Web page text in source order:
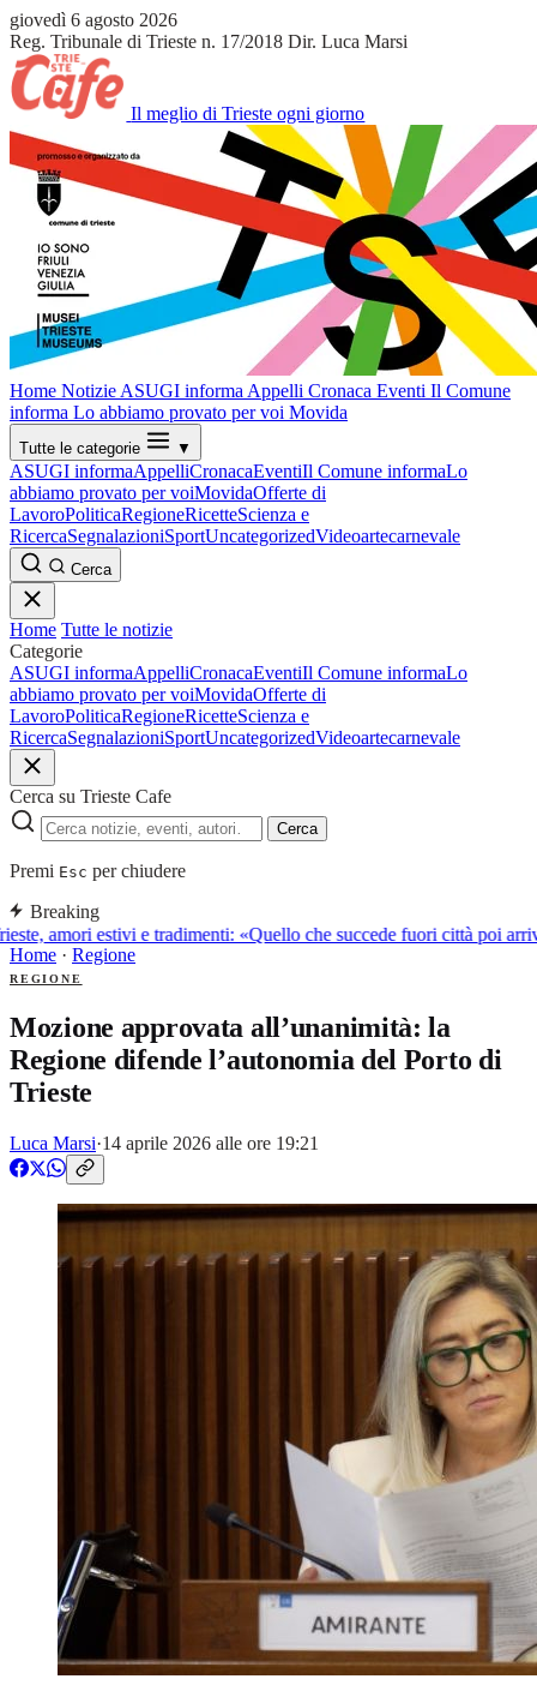
giovedì 6 agosto 2026
Reg. Tribunale di Trieste n. 17/2018 Dir. Luca Marsi
Il meglio di Trieste ogni giorno
Home Notizie ASUGI informa Appelli Cronaca Eventi Il Comune
informa Lo abbiamo provato per voi Movida
Tutte le categorie ▼
ASUGI informaAppelliCronacaEventiIl Comune informaLo
abbiamo provato per voiMovidaOfferte di
LavoroPoliticaRegioneRicetteScienza e
RicercaSegnalazioniSportUncategorizedVideoartecarnevale
Cerca
Home Tutte le notizie
Categorie
ASUGI informaAppelliCronacaEventiIl Comune informaLo
abbiamo provato per voiMovidaOfferte di
LavoroPoliticaRegioneRicetteScienza e
RicercaSegnalazioniSportUncategorizedVideoartecarnevale
Cerca su Trieste Cafe
Cerca
Premi Esc per chiudere
Breaking
amori estivi e tradimenti: «Quello che succede fuori città poi
Home · Regione
REGIONE
Mozione approvata all’unanimità: la
Regione difende l’autonomia del Porto di
Trieste
Luca Marsi·14 aprile 2026 alle ore 19:21